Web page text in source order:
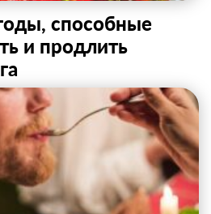
способные
и продлить